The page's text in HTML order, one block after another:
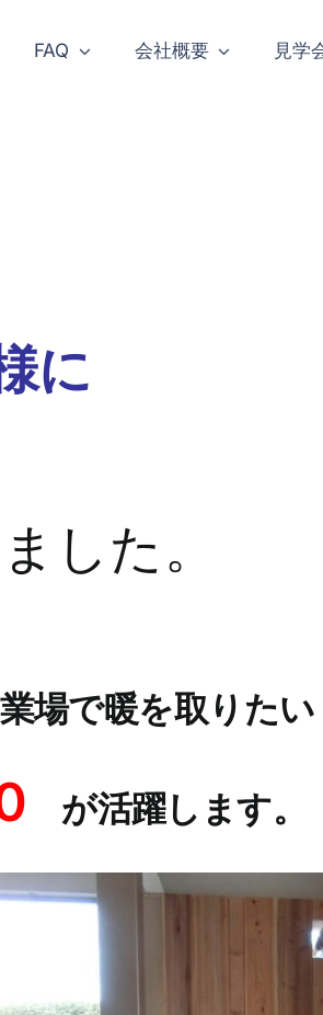
FAQ 会社概要 見学
に
した。
場で暖を取りたい
が活躍します。